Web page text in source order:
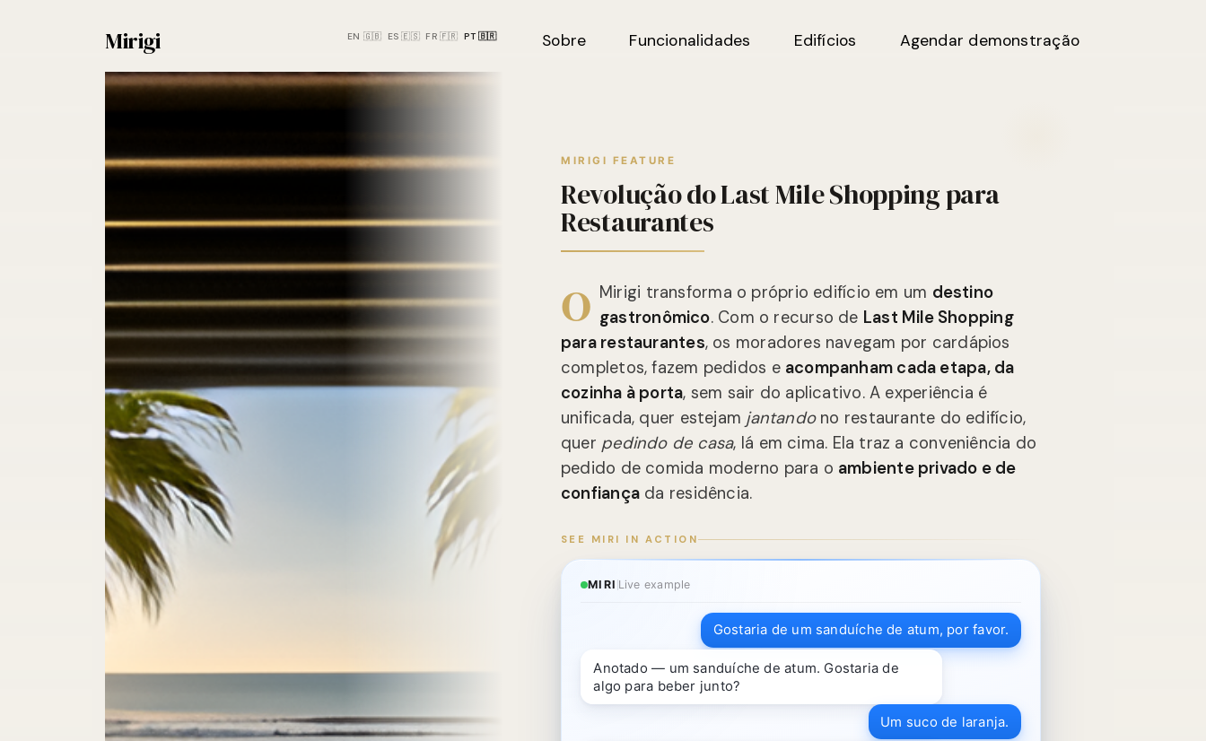
Mirigi EN 🇬🇧 ES 🇪🇸 FR 🇫🇷 PT 🇧🇷 Sobre Funcionalidades Edifícios Agendar demonstração
MIRIGI FEATURE
Revolução do Last Mile Shopping para
Restaurantes
O Mirigi transforma o próprio edifício em um destino
gastronômico. Com o recurso de Last Mile Shopping
para restaurantes, os moradores navegam por cardápios
completos, fazem pedidos e acompanham cada etapa, da
cozinha à porta, sem sair do aplicativo. A experiência é
unificada, quer estejam jantandono restaurante do edifício,
quer pedindo de casa, lá em cima. Ela traz a conveniência do
pedido de comida moderno para o ambiente privado e de
confiançada residência.
SEE MIRI IN ACTION
MIRI Live example
Gostaria de um sanduíche de atum, por favor.
Anotado — um sanduíche de atum. Gostaria de
algo para beber junto?
Um suco de laranja.